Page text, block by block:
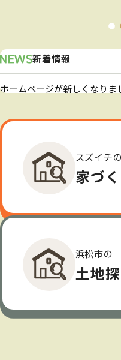
新着情報
ホームページが新しくなりま
スズイチ
家づ
浜松市の
土地